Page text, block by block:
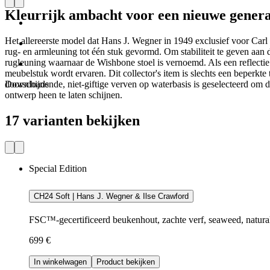
Downloads
Kleurrijk ambacht voor een nieuwe
Het allereerste model dat Hans J. Wegner in 1949 exclusief voor
rug- en armleuning tot één stuk gevormd. Om stabiliteit te geven
rugleuning waarnaar de Wishbone stoel is vernoemd. Als een
meubelstuk wordt ervaren. Dit collector's item is slechts een
doorschijnende, niet-giftige verven op waterbasis is geselecteerd
ontwerp heen te laten schijnen.
17 varianten bekijken
Special Edition
CH24 Soft | Hans J. Wegner & Ilse Crawford
FSC™-gecertificeerd beukenhout, zachte verf, seaweed,
699 €
In winkelwagen Product bekijken